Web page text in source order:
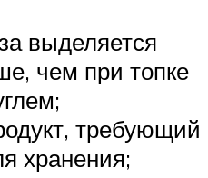
выделяется
чем при топке
требующий
хранения;